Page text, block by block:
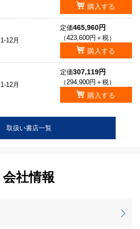
購入する
1-12月
定価465,960円
（423,600円＋税）
購入する
1-12月
定価307,119円
（294,900円＋税）
購入する
取扱い書店一覧
会社情報